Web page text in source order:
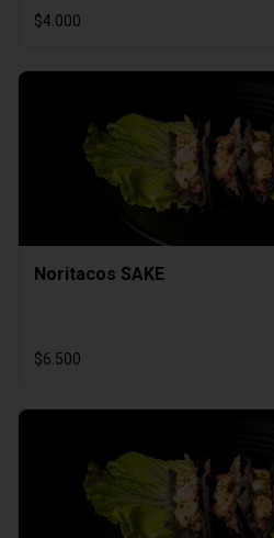
$4.000
Noritacos SAKE
$6.500